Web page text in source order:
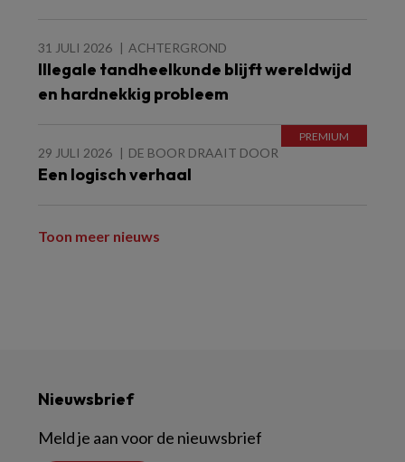
31 JULI 2026 ACHTERGROND
Illegale tandheelkunde blijft wereldwijd
en hardnekkig probleem
29 JULI 2026 DE BOOR DRAAIT DOOR
Een logisch verhaal
Toon meer nieuws
Nieuwsbrief
Meld je aan voor de nieuwsbrief